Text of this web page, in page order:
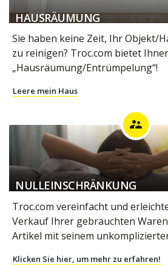
HAUSRÄUMUNG
Sie haben keine Zeit, Ihr Objekt/
zu reinigen? Troc.com bietet
„Hausräumung/Entrümpelung“!
Leere mein Haus
supervisor_account
NULLEINSCHRÄNKUNG
Troc.com vereinfacht und
Verkauf Ihrer gebrauchten
Artikel mit seinem
Klicken Sie hier, um mehr zu erfahren!